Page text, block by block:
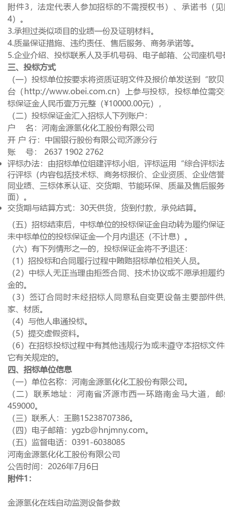
附件3，法定代表人参加招标的不需授权书）、承诺书（
4）。
3.承担过类似项目的业绩一份及证明材料。
4.质量保证措施、违约责任、售后服务、商务承诺等。
5.企业介绍、投标联系人及手机号码、电子邮箱、公司座机
三、投标方式
（一）投标单位按要求将资质证明文件及报价单发送到“欧
台（http://www.obei.com.cn）上参与投标，投标单位需
标保证金人民币壹万元整（¥10000.00元），
（二）投标保证金汇入招标人下列账户：
户
名：河南金源氢化化工股份有限公司
开 户 行：中国银行股份有限公司济源分行
账
号： 2637 1902 2762
评标办法：由招标单位组建评标小组，评标运用“综合评标
行评标（内容包括技术标、商务标报价、企业资质、企业信
同业绩、三标体系认证、交货期、节能环保、质量及售后服
面）。
交货期与结算方式： 30天供货，货到付款，承兑结算。
（五）招标结束后，中标单位的投标保证金自动转为履约保
未中标单位的投标保证金一个月内退还（不计息）。
（六）有下列情形之一的，投标保证金将不予退还：
（1）招投标和合同履行过程中贿赂招标单位相关人员。
（2）中标人无正当理由拒签合同、技术协议或不愿承担履
金的。
（3）签订合同时未经招标人同意私自变更设备主要部件
家、材质。
（4）与他人串通投标。
（5）提交虚假资料。
（6）在招标投标过程中有其他违规行为或未遵守本招标文
它有关规定的。
四、招标单位信息
（一）单位名称：河南金源氢化化工股份有限公司。
（二）联系地址：河南省济源市西一环路南金马大道，
459000。
（三）联系人：王鹏15238707386。
（四）电子邮箱： ygzb@hnjmny.com。
（五）监督电话： 0391-6038085
河南金源氢化化工股份有限公司
公告时间： 2026年7月6日
附件1 ：
金源氢化在线自动监测设备参数